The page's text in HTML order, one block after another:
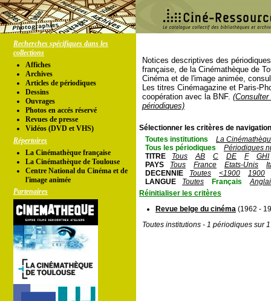
Recherches spécifiques dans les
collections
Affiches
Archives
Articles de périodiques
Dessins
Ouvrages
Photos en accés réservé
Revues de presse
Vidéos (DVD et VHS)
Répertoires
La Cinémathèque française
La Cinémathèque de Toulouse
Centre National du Cinéma et de
l'image animée
Partenaires
Notices descriptives des
française, de la Cinémathèque de
Cinéma et de l'image animée,
Les titres Cinémagazine et Paris-
coopération avec la BNF.
périodiques)
Sélectionner les critères de
Toutes institutions
La
Tous les périodiques
Périodiques
TITRE
Tous AB C DE F
GHI
PAYS
Tous France Etats-Unis
DECENNIE
Toutes <1900
1900
LANGUE
Toutes Français
Réinitialiser les critères
Revue belge du cinéma (1962 -
Toutes institutions - 1 périodiques sur